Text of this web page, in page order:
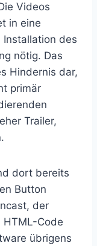
Videos
in eine
des
nötig. Das
Hindernis dar,
primär
Trailer,
dort bereits
Button
der
HTML-Code
übrigens